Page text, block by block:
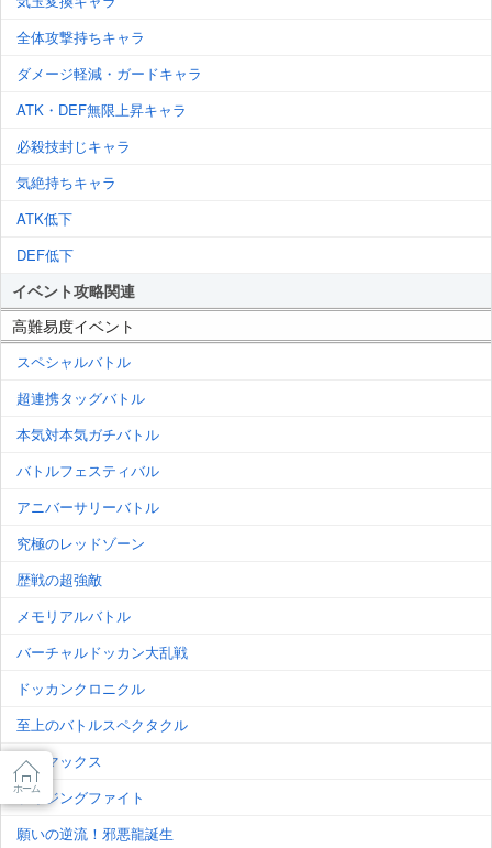
全体攻撃持ちキャラ
ダメージ軽減・ガードキャラ
ATK・DEF無限上昇キャラ
必殺技封じキャラ
気絶持ちキャラ
ATK低下
DEF低下
イベント攻略関連
高難易度イベント
スペシャルバトル
超連携タッグバトル
本気対本気ガチバトル
バトルフェスティバル
アニバーサリーバトル
究極のレッドゾーン
歴戦の超強敵
メモリアルバトル
バーチャルドッカン大乱戦
ドッカンクロニクル
至上のバトルスペクタクル
セルマックス
ライジングファイト
願いの逆流！邪悪龍誕生
ホーム